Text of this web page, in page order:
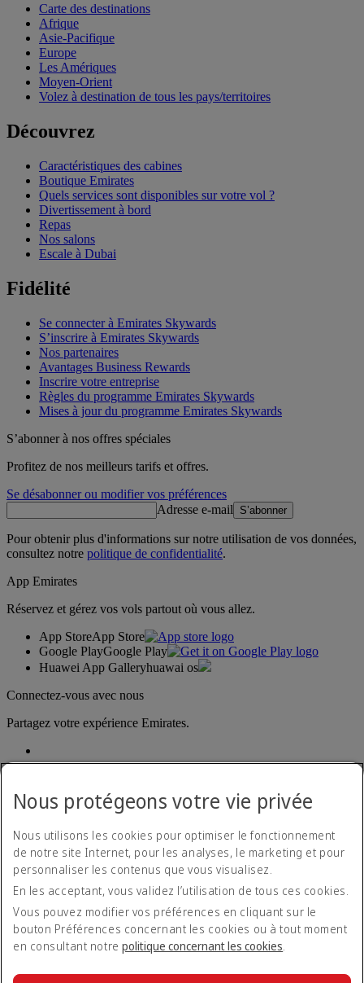
Carte des destinations
Afrique
Asie-Pacifique
Europe
Les Amériques
Moyen-Orient
Volez à destination de tous les pays/territoires
Découvrez
Caractéristiques des cabines
Boutique Emirates
Quels services sont disponibles sur votre vol ?
Divertissement à bord
Repas
Nos salons
Escale à Dubai
Fidélité
Se connecter à Emirates Skywards
S’inscrire à Emirates Skywards
Nos partenaires
Avantages Business Rewards
Inscrire votre entreprise
Règles du programme Emirates Skywards
Mises à jour du programme Emirates Skywards
S’abonner à nos offres spéciales
Profitez de nos meilleurs tarifs et offres.
Se désabonner ou modifier vos préférences
Adresse e-mail
S’abonner
Pour obtenir plus d'informations sur notre utilisation de vos données,
consultez notre politique de confidentialité.
App Emirates
Réservez et gérez vos vols partout où vous allez.
App StoreApp Store
Google PlayGoogle Play
Huawei App Galleryhuawai os
Connectez-vous avec nous
Partagez votre expérience Emirates.
Déclaration d'accessibilité
Politique de confidentialité
Conditions générales
Politique en matière de cookies
Cyber-sécurité
Déclaration de transparence vis-à-vis de la loi sur l’esclavage
Nous protégeons votre vie privée
Nous utilisons les cookies pour optimiser le fonctionnement
de notre site Internet, pour les analyses, le marketing et pour
personnaliser les contenus que vous visualisez.
En les acceptant, vous validez l’utilisation de tous ces cookies.
Vous pouvez modifier vos préférences en cliquant sur le
bouton Préférences concernant les cookies ou à tout moment
en consultant notrepolitique concernant les cookies.